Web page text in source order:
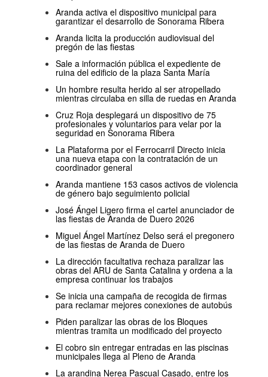
Aranda activa el dispositivo municipal para
garantizar el desarrollo de Sonorama Ribera
Aranda licita la producción audiovisual del
pregón de las fiestas
Sale a información pública el expediente de
ruina del edificio de la plaza Santa María
Un hombre resulta herido al ser atropellado
mientras circulaba en silla de ruedas en Aranda
Cruz Roja desplegará un dispositivo de 75
profesionales y voluntarios para velar por la
seguridad en Sonorama Ribera
La Plataforma por el Ferrocarril Directo inicia
una nueva etapa con la contratación de un
coordinador general
Aranda mantiene 153 casos activos de violencia
de género bajo seguimiento policial
José Ángel Ligero firma el cartel anunciador de
las fiestas de Aranda de Duero 2026
Miguel Ángel Martínez Delso será el pregonero
de las fiestas de Aranda de Duero
La dirección facultativa rechaza paralizar las
obras del ARU de Santa Catalina y ordena a la
empresa continuar los trabajos
Se inicia una campaña de recogida de firmas
para reclamar mejores conexiones de autobús
Piden paralizar las obras de los Bloques
mientras tramita un modificado del proyecto
El cobro sin entregar entradas en las piscinas
municipales llega al Pleno de Aranda
La arandina Nerea Pascual Casado, entre los